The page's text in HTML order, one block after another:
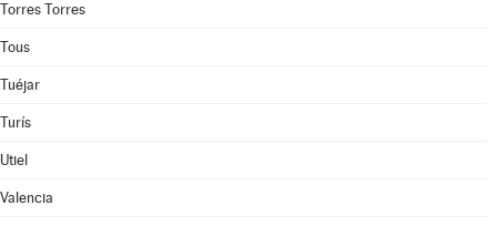
Torres Torres
Tous
Tuéjar
Turís
Utiel
Valencia